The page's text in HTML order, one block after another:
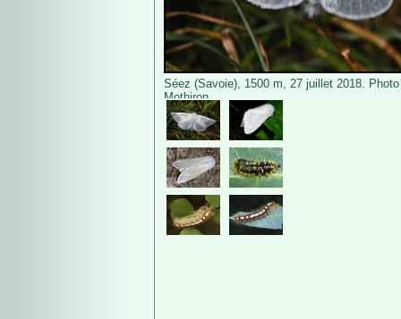
Séez (Savoie), 1500 m, 27 juillet 2018.
Mothiron.